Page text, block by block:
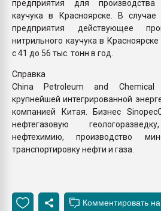
предприятия для производства
каучука в Красноярске. В случае
предприятия действующее
нитрильного каучука в
с 41 до 56 тыс. тонн в год.
Справка
China Petroleum and Chemical
крупнейшей интегрированной
компанией Китая. Бизнес
нефтегазовую
нефтехимию, производство
транспортировку нефти и газа.